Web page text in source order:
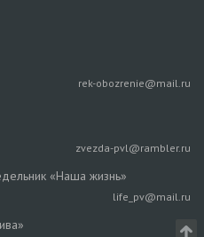
rek-obozrenie@mail.ru
zvezda-pvl@rambler.ru
«Наша жизнь»
life_pv@mail.ru